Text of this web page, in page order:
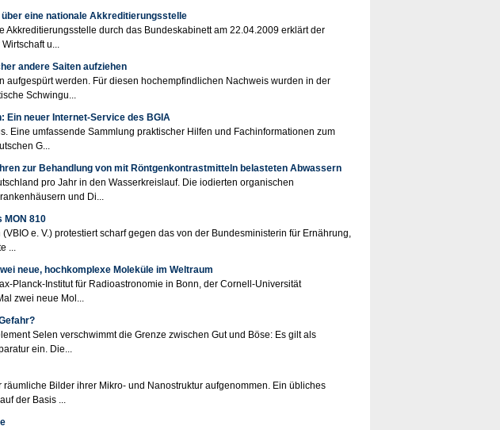
eine nationale Akkreditierungsstelle
Akkreditierungsstelle durch das Bundeskabinett am 22.04.2009 erklärt der
u...
andere Saiten aufziehen
werden. Für diesen hochempfindlichen Nachweis wurden in der
Schwingu...
Ein neuer Internet-Service des BGIA
Eine umfassende Sammlung praktischer Hilfen und Fachinformationen zum
G...
zur Behandlung von mit Röntgenkontrastmitteln belasteten Abwassern
pro Jahr in den Wasserkreislauf. Die iodierten organischen
und Di...
MON 810
e. V.) protestiert scharf gegen das von der Bundesministerin für Ernährung,
...
neue, hochkomplexe Moleküle im Weltraum
Planck-Institut für Radioastronomie in Bonn, der Cornell-Universität
zwei neue Mol...
Selen verschwimmt die Grenze zwischen Gut und Böse: Es gilt als
ein. Die...
Bilder ihrer Mikro- und Nanostruktur aufgenommen. Ein übliches
der Basis ...